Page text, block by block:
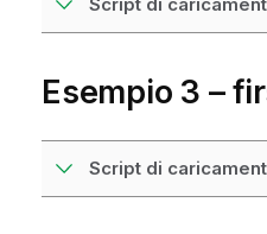
Script di
Esempio 3 –
Script di